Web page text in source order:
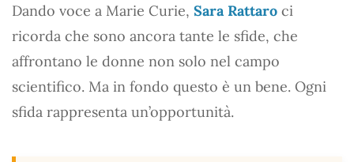
Dando voce a Marie Curie, Sara Rattaro ci
ricorda che sono ancora tante le sfide, che
affrontano le donne non solo nel campo
scientifico. Ma in fondo questo è un bene. Ogni
sfida rappresenta un’opportunità.